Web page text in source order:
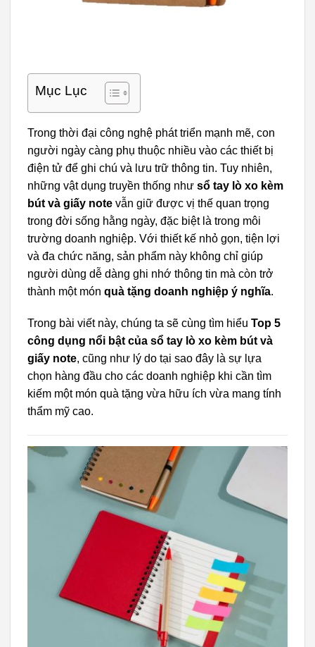
Mục Lục
Trong thời đại công nghệ phát triển mạnh mẽ, con
người ngày càng phụ thuộc nhiều vào các thiết bị
điện tử để ghi chú và lưu trữ thông tin. Tuy nhiên,
những vật dụng truyền thống như sổ tay lò xo kèm
bút và giấy note vẫn giữ được vị thế quan trọng
trong đời sống hằng ngày, đặc biệt là trong môi
trường doanh nghiệp. Với thiết kế nhỏ gọn, tiện lợi
và đa chức năng, sản phẩm này không chỉ giúp
người dùng dễ dàng ghi nhớ thông tin mà còn trở
thành một món quà tặng doanh nghiệp ý nghĩa.
Trong bài viết này, chúng ta sẽ cùng tìm hiểu Top 5
công dụng nổi bật của sổ tay lò xo kèm bút và
giấy note, cũng như lý do tại sao đây là sự lựa
chọn hàng đầu cho các doanh nghiệp khi cần tìm
kiếm một món quà tặng vừa hữu ích vừa mang tính
thẩm mỹ cao.